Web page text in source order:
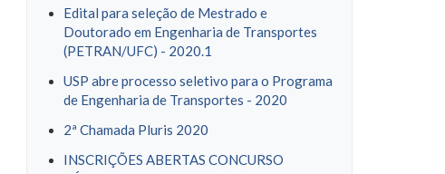
Edital para seleção de Mestrado e
Doutorado em Engenharia de Transportes
(PETRAN/UFC) - 2020.1
USP abre processo seletivo para o Programa
de Engenharia de Transportes - 2020
2ª Chamada Pluris 2020
INSCRIÇÕES ABERTAS CONCURSO